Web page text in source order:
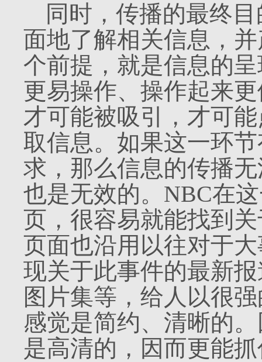
同时，传播的最终
面地了解相关信息，
个前提，就是信息的
更易操作、操作起来
才可能被吸引，才可
取信息。如果这一环
求，那么信息的传播
也是无效的。 NBC在
页，很容易就能找到
页面也沿用以往对于
现关于此事件的最新
图片集等，给人以很
感觉是简约、清晰的
是高清的，因而更能